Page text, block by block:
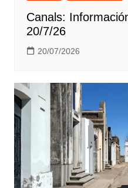
Canals:
20/7/26
20/07/2026